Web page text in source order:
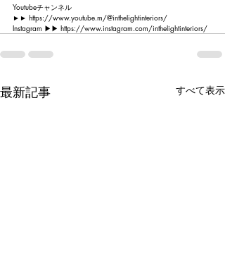
Youtubeチャンネル
►► https://www.youtube.m/@inthelightinteriors/
Instagram ▶︎▶︎ https://www.instagram.com/inthelightinteriors/
最新記事 すべて表示